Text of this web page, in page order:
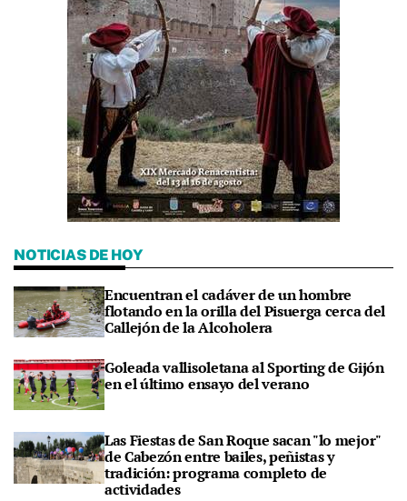
NOTICIAS DE HOY
Encuentran el cadáver de un hombre
flotando en la orilla del Pisuerga cerca del
Callejón de la Alcoholera
Goleada vallisoletana al Sporting de Gijón
en el último ensayo del verano
Las Fiestas de San Roque sacan "lo mejor"
de Cabezón entre bailes, peñistas y
tradición: programa completo de
actividades